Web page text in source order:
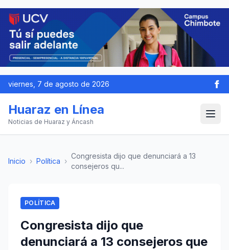
viernes, 7 de agosto de 2026
Huaraz en Línea
Noticias de Huaraz y Áncash
Inicio › Política ›
Congresista dijo que denunciará a 13
consejeros qu...
POLÍTICA
Congresista dijo que
denunciará a 13 consejeros que